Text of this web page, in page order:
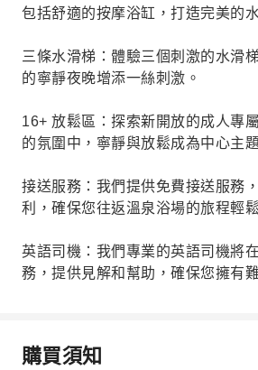
包括舒適的按摩浴缸，打造完美的
三條水滑梯：體驗三個刺激的水滑
的寧靜夜晚增添一絲刺激。
16+ 放鬆區：探索新開放的成人專
的氛圍中，寧靜與放鬆成為中心主題
接送服務：我們提供免費接送服務
利，確保您往返溫泉浴場的旅程輕
英語司機：我們專業的英語司機將
務，提供見解和幫助，確保您擁有
購買須知